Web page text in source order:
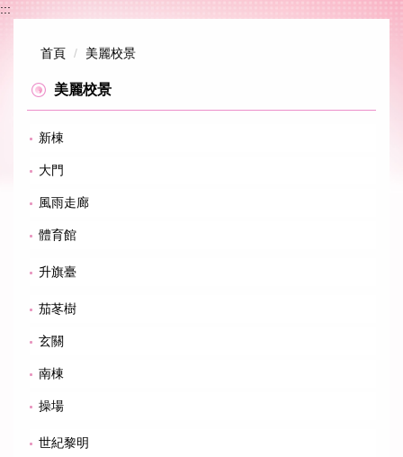
跳
:::
首頁 美麗校景
美麗校景
新棟
大門
風雨走廊
體育館
升旗臺
茄苳樹
玄關
南棟
操場
世紀黎明